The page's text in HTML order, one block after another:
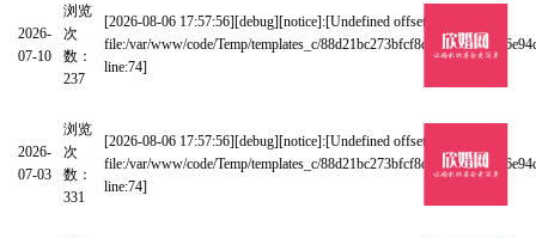
长安区又一家黑金婚礼堂 高级秀场风很绝
2026-
07-10
浏览
次
数：
237
[2026-08-06 17:57:56][debug][notice]:[Undefined offset: 0 at
file:/var/www/code/Temp/templates_c/
line:74]
藏了很久！西安一眼万年的古典龙凤中式厅
2026-
07-03
浏览
次
数：
331
[2026-08-06 17:57:56][debug][notice]:[Undefined offset: 0 at
file:/var/www/code/Temp/templates_c/
line:74]